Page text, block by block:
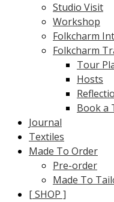
Studio Visit
Workshop
Folkcharm
Folkcharm
Tour
Hosts
Book a
Journal
Textiles
Made To Order
Pre-order
Made To
[ SHOP ]